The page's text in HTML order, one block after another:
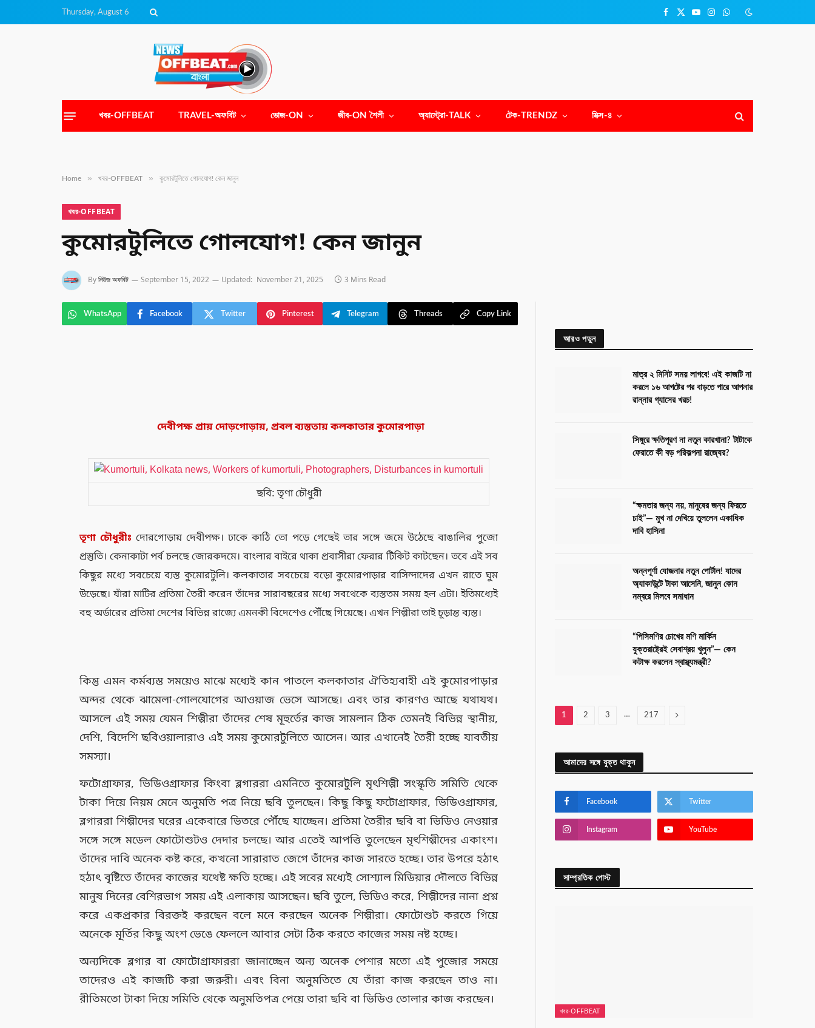
Thursday, August 6
Facebook
X
YouTubeInstagram
WhatsApp
খবর-OFFBEAT TRAVEL-অফবিট ভোজ-ON জীব-ON শৈলী অ্যাস্ট্রো-TALK টেক-TRENDZ মিক্স-৪
Home » খবর-OFFBEAT » কুমোরটুলিতে গোলযোগ! কেন জানুন
খবর-OFFBEAT
কুমোরটুলিতে গোলযোগ! কেন জানুন
Byনিউজ অফবিট September 15, 2022 Updated: November 21, 2025 3 Mins Read
WhatsApp Facebook Twitter Pinterest Telegram Threads Copy Link
দেবীপক্ষ প্রায় দোড়গোড়ায়, প্রবল ব্যস্ততায় কলকাতার কুমোরপাড়া
ছবি: তৃণা চৌধুরী
তৃণা চৌধুরীঃ দোরগোড়ায় দেবীপক্ষ। ঢাকে কাঠি তো পড়ে গেছেই তার সঙ্গে জমে উঠেছে বাঙালির পুজো
প্রস্তুতি। কেনাকাটা পর্ব চলছে জোরকদমে। বাংলার বাইরে থাকা প্রবাসীরা ফেরার টিকিট কাটছেন। তবে এই সব
কিছুর মধ্যে সবচেয়ে ব্যস্ত কুমোরটুলি। কলকাতার সবচেয়ে বড়ো কুমোরপাড়ার বাসিন্দাদের এখন রাতে ঘুম
উড়েছে। যাঁরা মাটির প্রতিমা তৈরী করেন তাঁদের সারাবছরের মধ্যে সবথেকে ব্যস্ততম সময় হল এটা। ইতিমধ্যেই
বহু অর্ডারের প্রতিমা দেশের বিভিন্ন রাজ্যে এমনকী বিদেশেও পৌঁছে গিয়েছে। এখন শিল্পীরা তাই চূড়ান্ত ব্যস্ত।
কিন্তু এমন কর্মব্যস্ত সময়েও মাঝে মধ্যেই কান পাতলে কলকাতার ঐতিহ্যবাহী এই কুমোরপাড়ার
অন্দর থেকে ঝামেলা-গোলযোগের আওয়াজ ভেসে আসছে। এবং তার কারণও আছে যথাযথ।
আসলে এই সময় যেমন শিল্পীরা তাঁদের শেষ মূহুর্তের কাজ সামলান ঠিক তেমনই বিভিন্ন স্থানীয়,
দেশি, বিদেশি ছবিওয়ালারাও এই সময় কুমোরটুলিতে আসেন। আর এখানেই তৈরী হচ্ছে যাবতীয়
সমস্যা।
ফটোগ্রাফার, ভিডিওগ্রাফার কিংবা ব্লগাররা এমনিতে কুমোরটুলি মৃৎশিল্পী সংস্কৃতি সমিতি থেকে
টাকা দিয়ে নিয়ম মেনে অনুমতি পত্র নিয়ে ছবি তুলছেন। কিছু কিছুফটোগ্রাফার, ভিডিওগ্রাফার,
ব্লগাররা শিল্পীদের ঘরের একেবারে ভিতরে পৌঁছে যাচ্ছেন। প্রতিমা তৈরীর ছবি বা ভিডিও নেওয়ার
সঙ্গে সঙ্গে মডেল ফোটোশুটও দেদার চলছে। আর এতেই আপত্তি তুলেছেন মৃৎশিল্পীদের একাংশ।
তাঁদের দাবি অনেক কষ্ট করে, কখনো সারারাত জেগে তাঁদের কাজ সারতে হচ্ছে। তার উপরে হঠাৎ
হঠাৎ বৃষ্টিতে তাঁদের কাজের যথেষ্ট ক্ষতি হচ্ছে। এই সবের মধ্যেই সোশ্যাল মিডিয়ার দৌলতে বিভিন্ন
মানুষ দিনের বেশিরভাগ সময় এই এলাকায় আসছেন। ছবি তুলে, ভিডিও করে, শিল্পীদের নানা প্রশ্ন
করে একপ্রকার বিরক্তই করছেন বলে মনে করছেন অনেক শিল্পীরা। ফোটোশুট করতে গিয়ে
অনেকে মূর্তির কিছু অংশ ভেঙে ফেললে আবার সেটা ঠিক করতে কাজের সময় নষ্ট হচ্ছে।
অন্যদিকে ব্লগার বা ফোটোগ্রাফাররা জানাচ্ছেন অন্য অনেক পেশার মতো এই পুজোর সময়ে
তাদেরও এই কাজটি করা জরুরী। এবং বিনা অনুমতিতে যে তাঁরা কাজ করছেন তাও না।
রীতিমতো টাকা দিয়ে সমিতি থেকে অনুমতিপত্র পেয়ে তারা ছবি বা ভিডিও তোলার কাজ করছেন।
আরও পড়ুন
মাত্র ২ মিনিট সময় লাগবে! এই কাজটি না
করলে ১৬ আগষ্টের পর বাড়তে পারে আপনার
রান্নার গ্যাসের খরচ!
সিঙ্গুরে ক্ষতিপূরণ না নতুন কারখানা? টাটাকে
ফেরাতে কী বড় পরিকল্পনা রাজ্যের?
“ক্ষমতার জন্য নয়, মানুষের জন্য ফিরতে
চাই”— মুখ না দেখিয়ে তুললেন একাধিক
দাবি হাসিনা
অন্নপূর্ণা যোজনার নতুন পোর্টাল! যাদের
অ্যাকাউন্টে টাকা আসেনি, জানুন কোন
নম্বরে মিলবে সমাধান
“পিসিমণির চোখের মণি মার্কিন
যুক্তরাষ্ট্রেই সেবাশ্রয় খুলুন”— কেন
কটাক্ষ করলেন স্বাস্থ্যমন্ত্রী?
1 2 3 … 217 Next
আমাদের সঙ্গে যুক্ত থাকুন
Facebook Twitter
Instagram YouTube
সাম্প্রতিক পোস্ট
খবর-OFFBEAT